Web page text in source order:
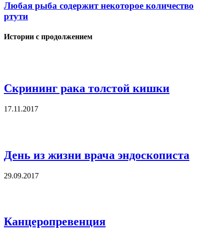
Любая рыба содержит некоторое количество
ртути
Истории с продолжением
Скрининг рака толстой кишки
17.11.2017
День из жизни врача эндоскописта
29.09.2017
Канцеропревенция